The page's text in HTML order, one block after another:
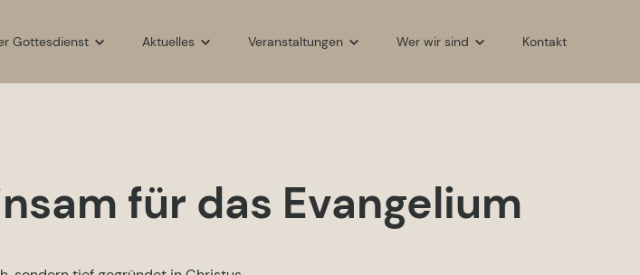
Gottesdienst Aktuelles
Aktuelles
Veranstaltungen
Kleingruppen
Anchor Point
Wer wir sind
Unsere Gemeindeleitung
Häufige Fragen
Kontakt
für das Evangelium